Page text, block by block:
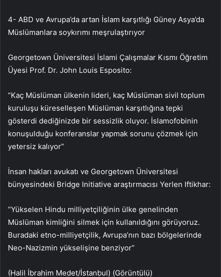
4- ABD ve Avrupa’da artan İslam karşıtlığı Güney Asya’da
Müslümanlara soykırımı meşrulaştırıyor
Georgetown Üniversitesi İslami Çalışmalar Kısmı Öğretim
Üyesi Prof. Dr. John Louis Esposito:
“Kaç Müslüman ülkenin lideri, kaç Müslüman sivil toplum
kuruluşu küreselleşen Müslüman karşıtlığına tepki
gösterdi dediğinizde bir sessizlik oluyor. İslamofobinin
konuşulduğu konferanslar yapmak sorunu çözmek için
yetersiz kalıyor”
İnsan hakları avukatı ve Georgetown Üniversitesi
bünyesindeki Bridge Initiative araştırmacısı Yerlen Iftikhar:
“Yükselen Hindu milliyetçiliğinin ülke genelinden
Müslüman kimliğini silmek için kullanıldığını görüyoruz.
Buradaki etno-milliyetçilik, Avrupa’nın bazı bölgelerinde
Neo-Nazizmin yükselişine benziyor”
(Halil İbrahim Medet/İstanbul) (Görüntülü)